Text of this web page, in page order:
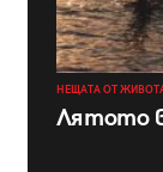
НЕЩАТА ОТ
Лятото